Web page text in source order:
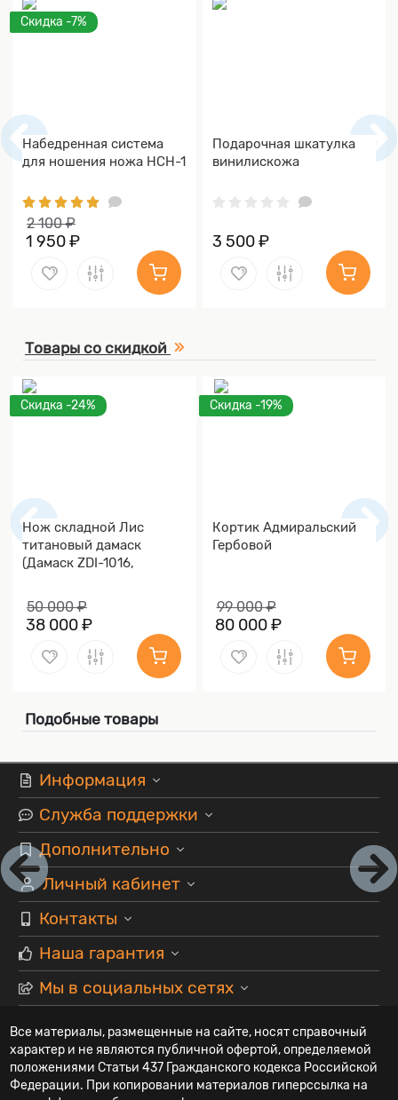
Скидка -7%
Набедренная система
для ношения ножа НСН-1
2 100 ₽
1 950 ₽
Подарочная шкатулка
винилискожа
3 500 ₽
Товары со скидкой
Скидка -24%
Нож складной Лис
титановый дамаск
(Дамаск ZDI-1016,
50 000 ₽
38 000 ₽
Скидка -19%
Кортик Адмиральский
Гербовой
99 000 ₽
80 000 ₽
Подобные товары
Информация
Служба поддержки
Дополнительно
Личный кабинет
Контакты
Наша гарантия
Мы в социальных сетях
Все материалы, размещенные на сайте, носят справочный
характер и не являются публичной офертой, определяемой
положениями Статьи 437 Гражданского кодекса Российской
Федерации. При копировании материалов гиперссылка на